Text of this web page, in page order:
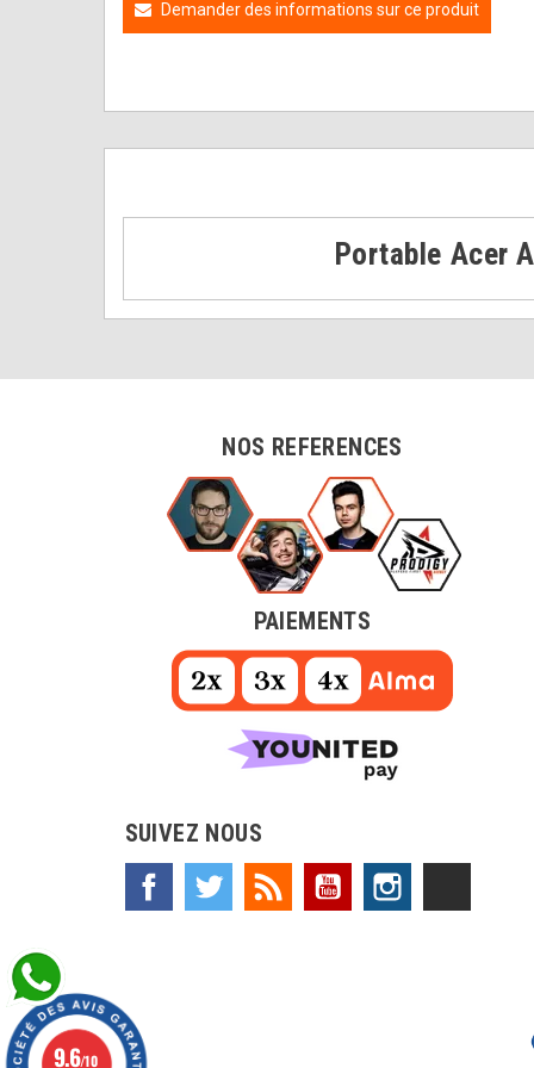
Demander des informations sur ce produit
Portable Acer
NOS REFERENCES
PAIEMENTS
SUIVEZ NOUS
Facebook Twitter Rss YouTube
9.6/10